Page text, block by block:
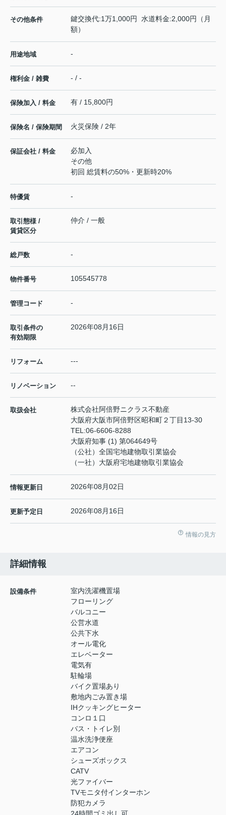
その他条件
鍵交換代:1万1,000円 水道料金:2,000円（月
額）
用途地域 -
権利金 / 雑費 - / -
保険加入 / 料金 有 / 15,800円
保険名 / 保険期間 火災保険 / 2年
保証会社 / 料金
必加入
その他
初回 総賃料の50%・更新時20%
特優賃 -
取引態様 /
賃貸区分
仲介 / 一般
総戸数 -
物件番号 105545778
管理コード -
取引条件の
有効期限
2026年08月16日
リフォーム ---
リノベーション --
取扱会社
株式会社阿倍野ニクラス不動産
大阪府大阪市阿倍野区昭和町２丁目13-30
TEL:06-6606-8288
大阪府知事 (1) 第064649号
（公社）全国宅地建物取引業協会
（一社）大阪府宅地建物取引業協会
情報更新日 2026年08月02日
更新予定日 2026年08月16日
情報の見方
詳細情報
設備条件
室内洗濯機置場
フローリング
バルコニー
公営水道
公共下水
オール電化
エレベーター
電気有
駐輪場
バイク置場あり
敷地内ごみ置き場
IHクッキングヒーター
コンロ１口
バス・トイレ別
温水洗浄便座
エアコン
シューズボックス
CATV
光ファイバー
TVモニタ付インターホン
防犯カメラ